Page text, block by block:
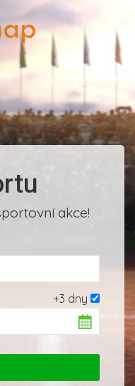
ADMINISTRACE
akce!
+3 dny